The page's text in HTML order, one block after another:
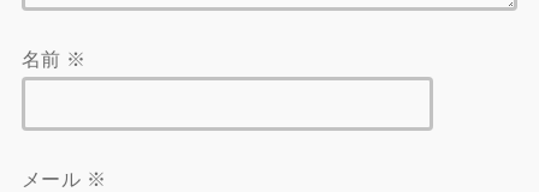
名前 ※
メール ※